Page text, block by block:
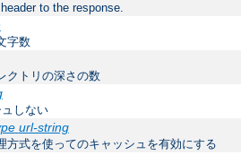
to the response.
字数
クトリの深さの数
しない
url-string
方式を使ってのキャッシュを有効にする